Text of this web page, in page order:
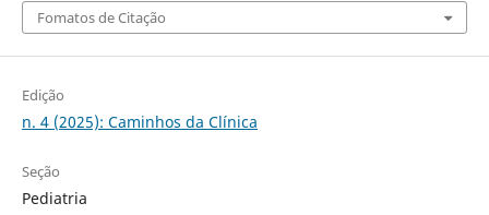
Fomatos de Citação
Edição
n. 4 (2025): Caminhos da Clínica
Seção
Pediatria